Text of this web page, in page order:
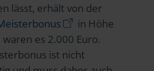
lässt, erhält von der
in Höhe
es 2.000 Euro.
ist nicht